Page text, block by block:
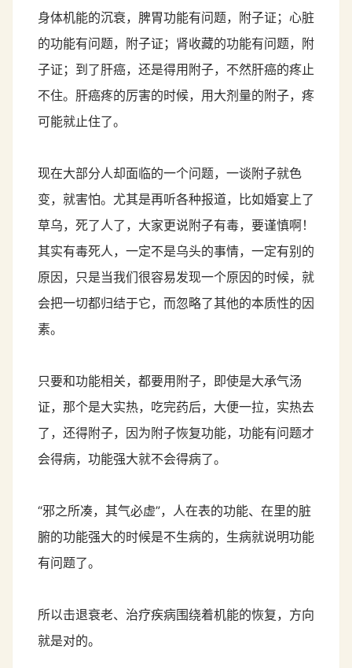
身体机能的沉衰，脾胃功能有问题，附子证；心脏
的功能有问题，附子证；肾收藏的功能有问题，附
子证；到了肝癌，还是得用附子，不然肝癌的疼止
不住。肝癌疼的厉害的时候，用大剂量的附子，疼
可能就止住了。
现在大部分人却面临的一个问题，一谈附子就色
变，就害怕。尤其是再听各种报道，比如婚宴上了
草乌，死了人了，大家更说附子有毒，要谨慎啊！
其实有毒死人，一定不是乌头的事情，一定有别的
原因，只是当我们很容易发现一个原因的时候，就
会把一切都归结于它，而忽略了其他的本质性的因
素。
只要和功能相关，都要用附子，即使是大承气汤
证，那个是大实热，吃完药后，大便一拉，实热去
了，还得附子，因为附子恢复功能，功能有问题才
会得病，功能强大就不会得病了。
“邪之所凑，其气必虚”，人在表的功能、在里的脏
腑的功能强大的时候是不生病的，生病就说明功能
有问题了。
所以击退衰老、治疗疾病围绕着机能的恢复，方向
就是对的。